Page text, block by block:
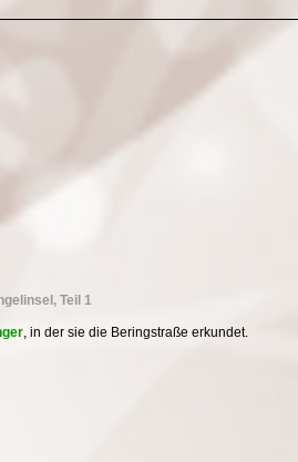
Teil 1
, in der sie die Beringstraße erkundet.